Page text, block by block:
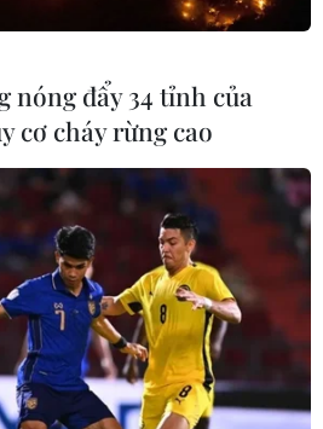
nghệ lớn chỉ trích
nóng đẩy 34 tỉnh của
cơ cháy rừng cao